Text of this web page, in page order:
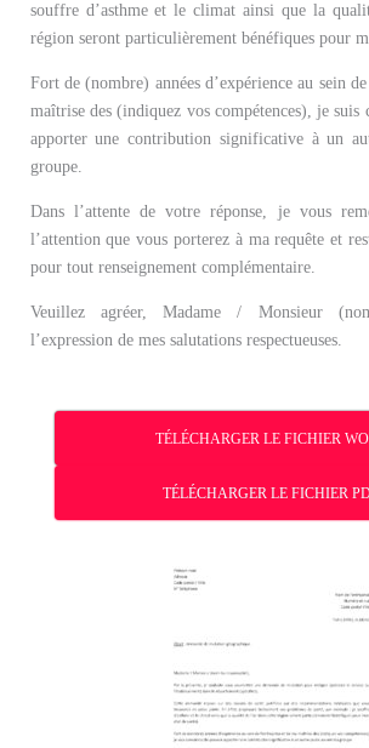
souffre d’asthme et le climat ainsi que la
région seront particulièrement bénéfiques pour
Fort de (nombre) années d’expérience au sein
maîtrise des (indiquez vos compétences), je
apporter une contribution significative à un
groupe.
Dans l’attente de votre réponse, je vous
l’attention que vous porterez à ma requête et
pour tout renseignement complémentaire.
Veuillez agréer, Madame / Monsieur
l’expression de mes salutations respectueuses.
TÉLÉCHARGER LE FICHIER
TÉLÉCHARGER LE FICHIER